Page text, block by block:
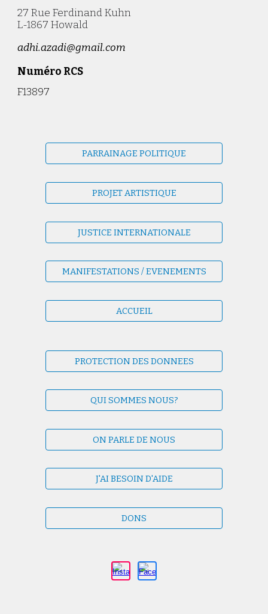
27 Rue Ferdinand Kuhn
L-1867 Howald
adhi.azadi@gmail.com
Numéro RCS
F13897
PARRAINAGE POLITIQUE
PROJET ARTISTIQUE
JUSTICE INTERNATIONALE
MANIFESTATIONS / EVENEMENTS
ACCUEIL
PROTECTION DES DONNEES
QUI SOMMES NOUS?
ON PARLE DE NOUS
J'AI BESOIN D'AIDE
DONS